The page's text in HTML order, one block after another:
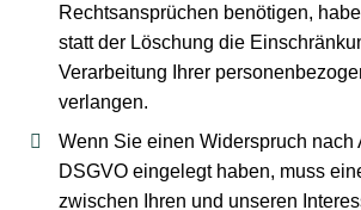
Rechtsansprüchen benötigen,
statt der Löschung die
Verarbeitung Ihrer
verlangen.
Wenn Sie einen Widerspruch nach
DSGVO eingelegt haben, muss
zwischen Ihren und unseren